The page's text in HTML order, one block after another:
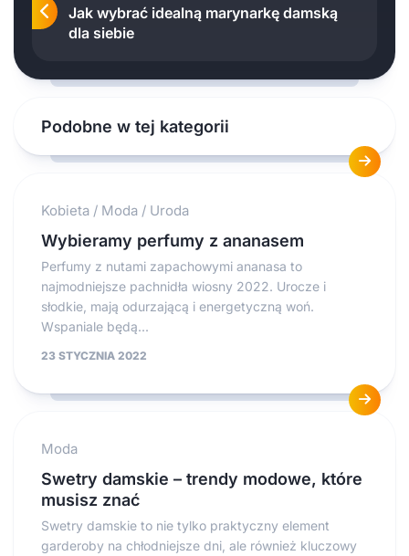
Jak wybrać idealną marynarkę damską
dla siebie
Podobne w tej kategorii
Kobieta / Moda / Uroda
Wybieramy perfumy z ananasem
Perfumy z nutami zapachowymi ananasa to
najmodniejsze pachnidła wiosny 2022. Urocze i
słodkie, mają odurzającą i energetyczną woń.
Wspaniale będą...
23 STYCZNIA 2022
Moda
Swetry damskie – trendy modowe, które
musisz znać
Swetry damskie to nie tylko praktyczny element
garderoby na chłodniejsze dni, ale również kluczowy